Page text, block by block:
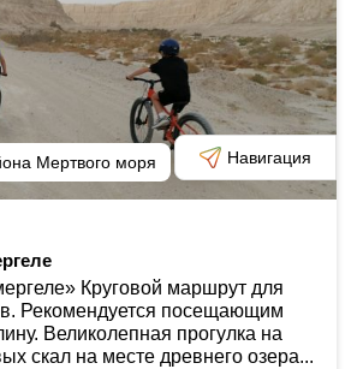
Мертвого моря Навигация
Круговой маршрут для
Рекомендуется посещающим
Великолепная прогулка на
скал на месте древнего озера...